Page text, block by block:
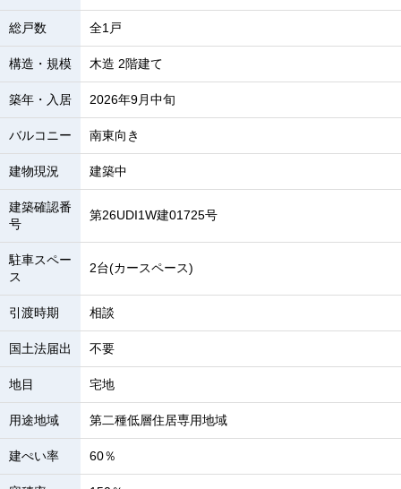
総戸数 全1戸
構造・規模 木造 2階建て
築年・入居 2026年9月中旬
バルコニー 南東向き
建物現況 建築中
建築確認番
号
第26UDI1W建01725号
駐車スペー
ス
2台(カースペース)
引渡時期 相談
国土法届出 不要
地目 宅地
用途地域 第二種低層住居専用地域
建ぺい率 60％